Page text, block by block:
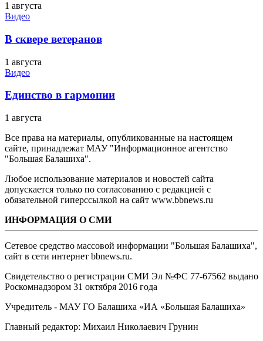
1 августа
Видео
В сквере ветеранов
1 августа
Видео
Единство в гармонии
1 августа
Все права на материалы, опубликованные на настоящем
сайте, принадлежат МАУ "Информационное агентство
"Большая Балашиха".
Любое использование материалов и новостей сайта
допускается только по согласованию с редакцией с
обязательной гиперссылкой на сайт www.bbnews.ru
ИНФОРМАЦИЯ О СМИ
Сетевое средство массовой информации "Большая Балашиха",
сайт в сети интернет bbnews.ru.
Свидетельство о регистрации СМИ Эл №ФС ‎77-67562 выдано
Роскомнадзором 31 октября 2016 года
Учредитель - МАУ ГО Балашиха «ИА «Большая Балашиха»
Главный редактор: Михаил Николаевич Грунин